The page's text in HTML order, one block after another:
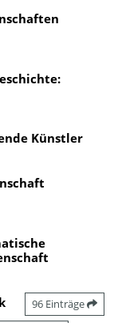
Künstler
96 Einträge